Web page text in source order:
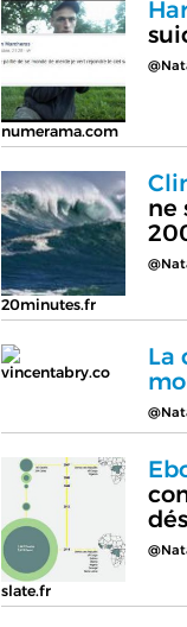
numerama.com
20minutes.fr
ne
vincentabry.co
La
slate.fr